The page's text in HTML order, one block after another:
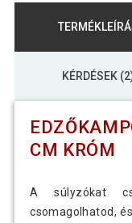
KÉRDÉSEK
CM KRÓM
A súlyzókat
csomagolhatod,